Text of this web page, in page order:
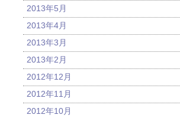
2013年5月
2013年4月
2013年3月
2013年2月
2012年12月
2012年11月
2012年10月